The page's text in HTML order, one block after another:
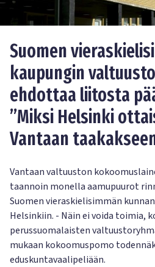
Suomen
kaupungin
ehdottaa liitosta
”Miksi Helsinki
Vantaan
Vantaan valtuuston
taannoin monella aamupuurot
Suomen vieraskielisimmän
Helsinkiin. - Näin ei voida toimia,
perussuomalaisten
mukaan kokoomuspomo
eduskuntavaalipeliään.